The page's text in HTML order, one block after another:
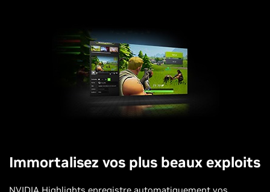
Immortalisez vos plus beaux exploits